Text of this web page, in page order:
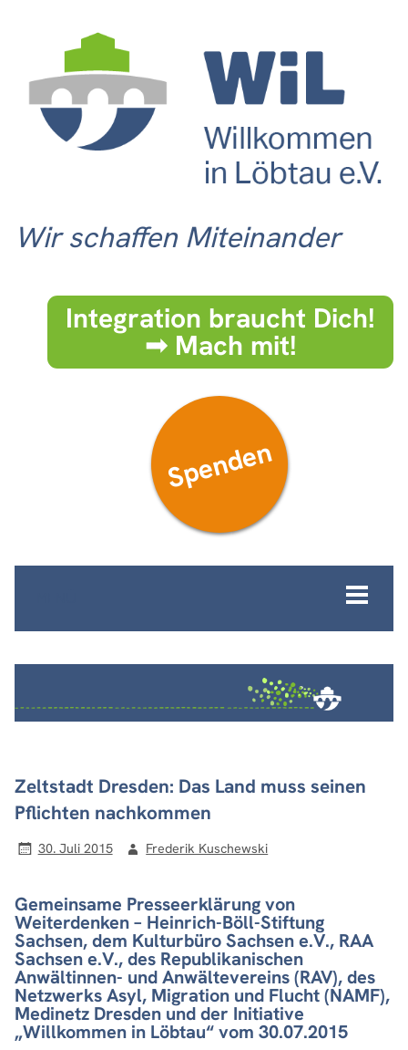
Wir schaffen Miteinander
Integration braucht Dich!
➟ Mach mit!
Spenden
Zeltstadt Dresden: Das Land muss seinen
Pflichten nachkommen
30. Juli 2015 Frederik Kuschewski
Gemeinsame Presseerklärung von
Weiterdenken – Heinrich-Böll-Stiftung
Sachsen, dem Kulturbüro Sachsen e.V., RAA
Sachsen e.V., des Republikanischen
Anwältinnen- und Anwältevereins (RAV), des
Netzwerks Asyl, Migration und Flucht (NAMF),
Medinetz Dresden und der Initiative
„Willkommen in Löbtau“ vom 30.07.2015